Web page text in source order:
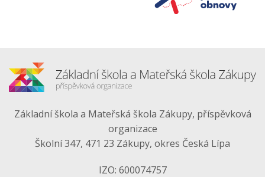
Základní škola a Mateřská škola Zákupy, příspěvková
organizace
Školní 347, 471 23 Zákupy, okres Česká Lípa
IZO: 600074757